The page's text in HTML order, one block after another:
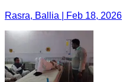
Rasra, Ballia | Feb 18, 2026